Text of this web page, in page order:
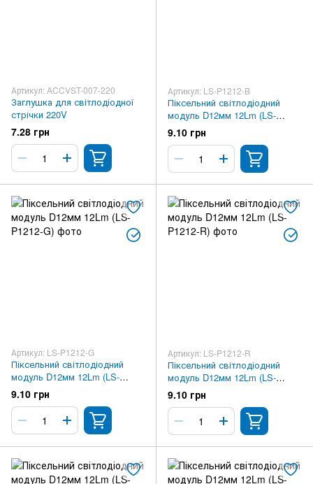
Артикул: ACCVST-007-220
Заглушка для світлодіодної
стрічки 220V
7.28 грн
Артикул: LS-P1212-B
Піксельний світлодіодний
модуль D12мм 12Lm (LS-
P1212-B)
9.10 грн
Артикул: LS-P1212-G
Піксельний світлодіодний
модуль D12мм 12Lm (LS-
P1212-G)
9.10 грн
Артикул: LS-P1212-R
Піксельний світлодіодний
модуль D12мм 12Lm (LS-
P1212-R)
9.10 грн